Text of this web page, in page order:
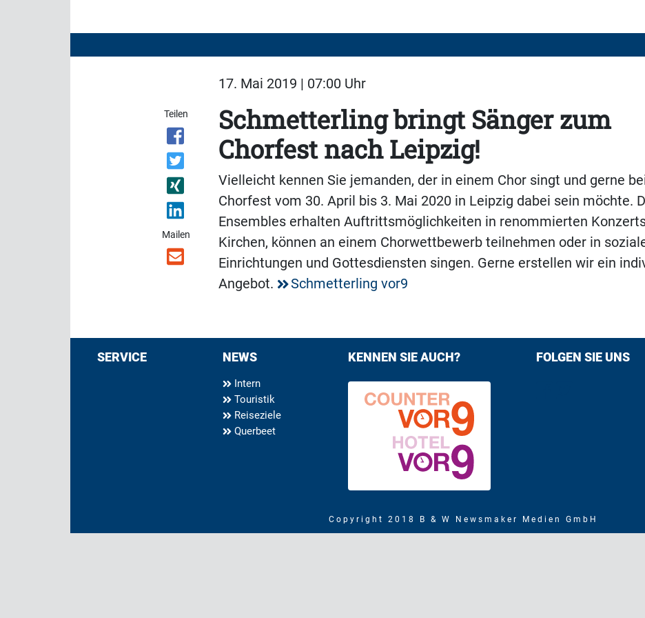
17. Mai 2019 | 07:00 Uhr
Teilen
Mailen
Schmetterling bringt Sänger zum
Chorfest nach Leipzig!
Vielleicht kennen Sie jemanden, der in einem Chor singt und gerne
Chorfest vom 30. April bis 3. Mai 2020 in Leipzig dabei sein möchte.
Ensembles erhalten Auftrittsmöglichkeiten in renommierten
Kirchen, können an einem Chorwettbewerb teilnehmen oder in
Einrichtungen und Gottesdiensten singen. Gerne erstellen wir ein
Angebot.
Schmetterling vor9
SERVICE NEWS
Intern
Touristik
Reiseziele
Querbeet
KENNEN SIE AUCH? FOLGEN SIE UNS
Copyright 2018 B & W Newsmaker Medien GmbH